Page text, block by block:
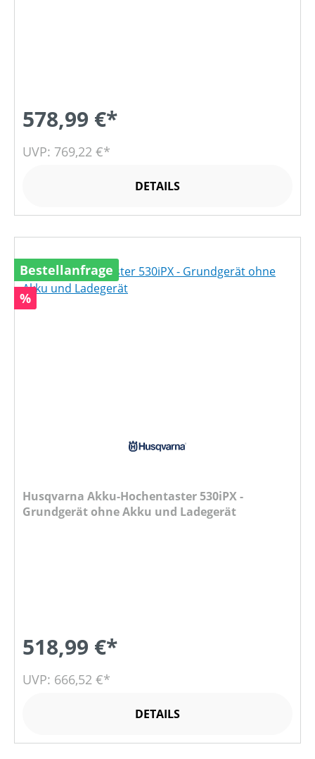
578,99 €*
UVP: 769,22 €*
DETAILS
Bestellanfrage
Rabatt
%
Husqvarna Akku-Hochentaster 530iPX -
Grundgerät ohne Akku und Ladegerät
518,99 €*
UVP: 666,52 €*
DETAILS